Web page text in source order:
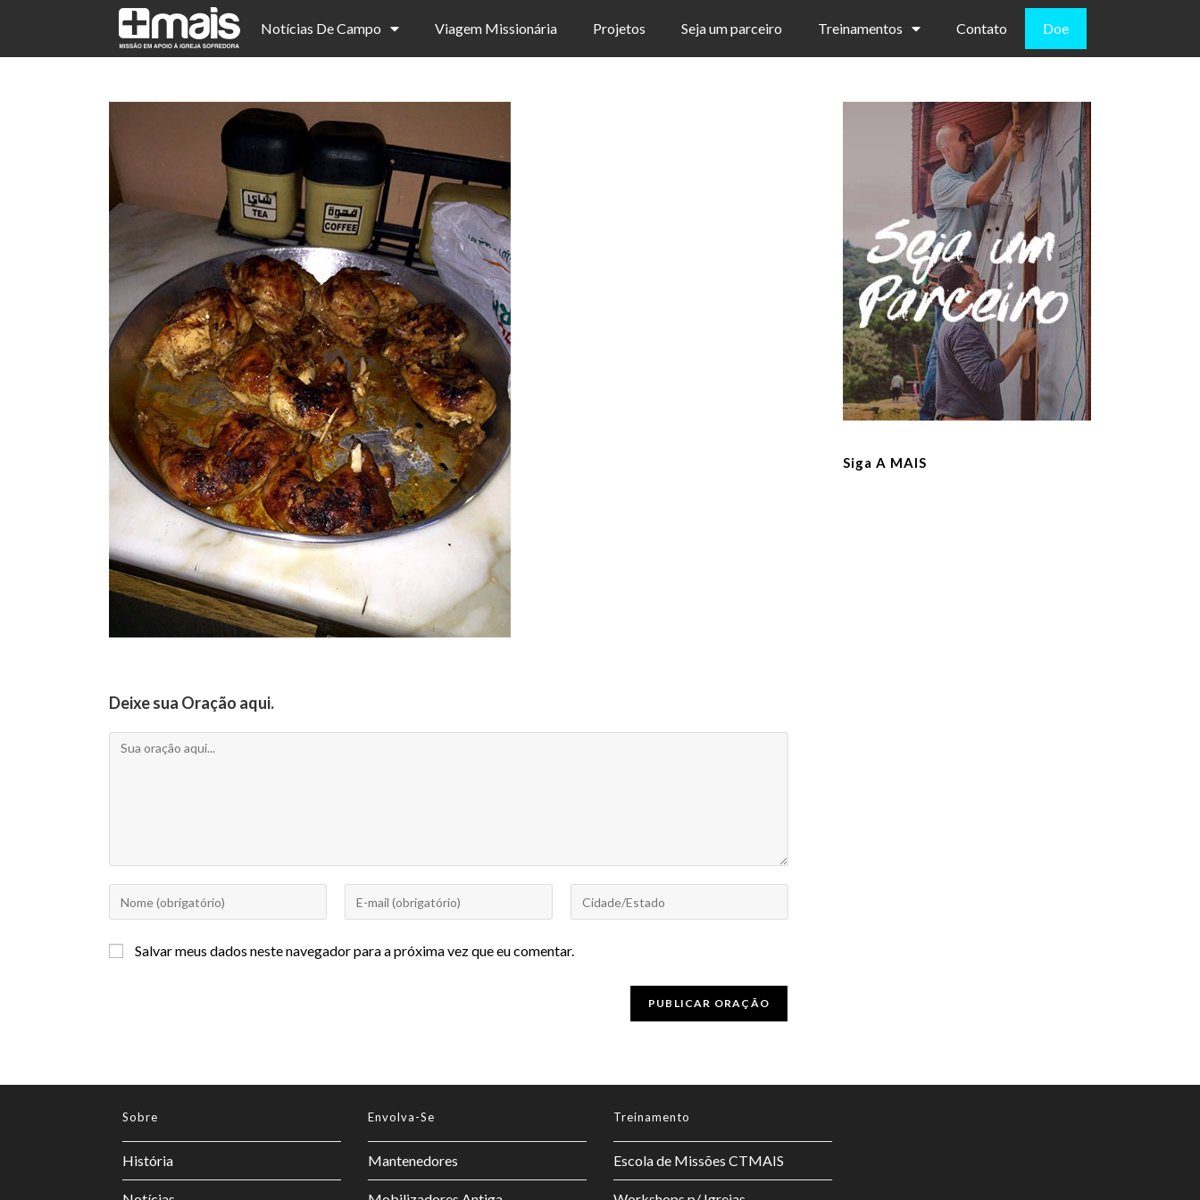
Notícias De Campo Viagem Missionária Projetos Seja um parceiro Treinamentos Contato Doe
Deixe sua Oração aqui.
Salvar meus dados neste navegador para a próxima vez que eu comentar.
Siga A MAIS
Sobre
História
Envolva-Se
Mantenedores
Treinamento
Escola de Missões CTMAIS